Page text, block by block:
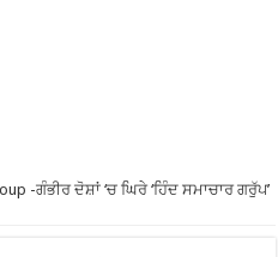
-ਗੰਭੀਰ ਦੋਸ਼ਾਂ ‘ਚ ਘਿਰੇ ‘ਹਿੰਦ ਸਮਾਚਾਰ ਗਰੁੱਪ’